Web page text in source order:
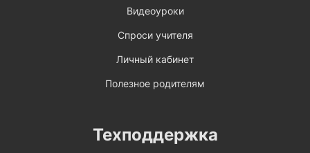
Видеоуроки
Спроси учителя
Личный кабинет
Полезное родителям
Техподдержка